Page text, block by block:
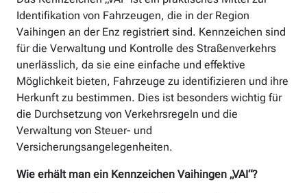
Identifikation von Fahrzeugen, die in der Region
Vaihingen an der Enz registriert sind. Kennzeichen sind
für die Verwaltung und Kontrolle des Straßenverkehrs
unerlässlich, da sie eine einfache und effektive
Möglichkeit bieten, Fahrzeuge zu identifizieren und ihre
Herkunft zu bestimmen. Dies ist besonders wichtig für
die Durchsetzung von Verkehrsregeln und die
Verwaltung von Steuer- und
Versicherungsangelegenheiten.
Wie erhält man ein Kennzeichen Vaihingen „VAI“?